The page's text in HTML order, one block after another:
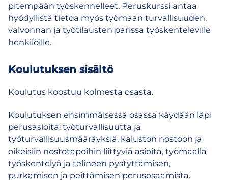
pitempään työskennelleet. Peruskurssi antaa
hyödyllistä tietoa myös työmaan turvallisuuden,
valvonnan ja työtilausten parissa työskenteleville
henkilöille.
Koulutuksen sisältö
Koulutus koostuu kolmesta osasta.
Koulutuksen ensimmäisessä osassa käydään läpi
perusasioita: työturvallisuutta ja
työturvallisuusmääräyksiä, kaluston nostoon ja
oikeisiin nostotapoihin liittyviä asioita, työmaalla
työskentelyä ja telineen pystyttämisen,
purkamisen ja peittämisen perusosaamista.